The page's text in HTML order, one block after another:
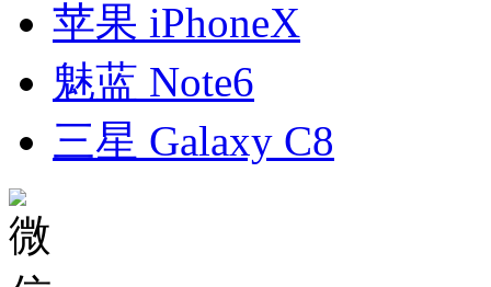
苹果 iPhoneX
魅蓝 Note6
三星 Galaxy C8